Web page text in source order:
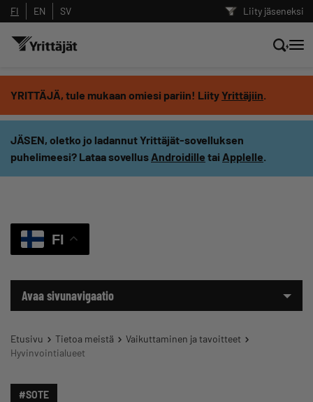
Liity jäseneksi
FI EN SV
YRITTÄJÄ, tule mukaan omiesi pariin! LiityYrittäjiin.
JÄSEN, oletko jo ladannut Yrittäjät-sovelluksen
puhelimeesi? Lataa sovellus Androidille tai Applelle.
FI
Avaa sivunavigaatio
Etusivu Tietoa meistä
Vaikuttaminen ja tavoitteet
Hyvinvointialueet
#SOTE
Hae sivustolta tai kysy suoraan
Yrittäjien tekoälyltä